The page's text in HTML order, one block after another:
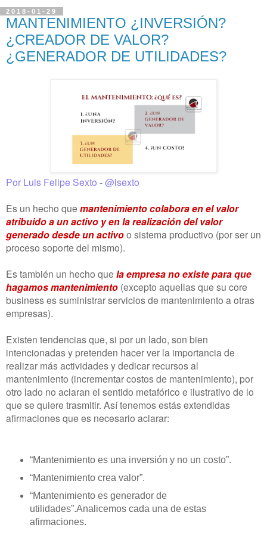
2018-01-29
MANTENIMIENTO ¿INVERSIÓN?
¿CREADOR DE VALOR?
¿GENERADOR DE UTILIDADES?
Por Luis Felipe Sexto -@lsexto
Es un hecho que mantenimiento colabora en el valor
atribuido a un activo y en la realización del valor
generado desde un activoo sistema productivo (por ser un
proceso soporte del mismo).
Es también un hecho que la empresa no existe para que
hagamos mantenimiento (excepto aquellas que su core
business es suministrar servicios de mantenimiento a otras
empresas).
Existen tendencias que, si por un lado, son bien
intencionadas y pretenden hacer ver la importancia de
realizar más actividades y dedicar recursos al
mantenimiento (incrementar costos de mantenimiento), por
otro lado no aclaran el sentido metafórico e ilustrativo de lo
que se quiere trasmitir. Así tenemos estás extendidas
afirmaciones que es necesario aclarar:
“Mantenimiento es una inversión y no un costo”.
“Mantenimiento crea valor”.
“Mantenimiento es generador de
utilidades”.Analicemos cada una de estas
afirmaciones.